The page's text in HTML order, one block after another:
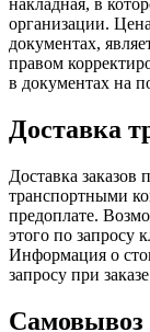
накладная, в
организации.
документах,
правом
в документах на
Доставка
Доставка заказов
транспортными
предоплате.
этого по запросу
Информация о
запросу при
Самовывоз